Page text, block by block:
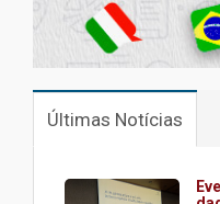
Últimas Notícias